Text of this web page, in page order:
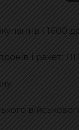
і 1600
і